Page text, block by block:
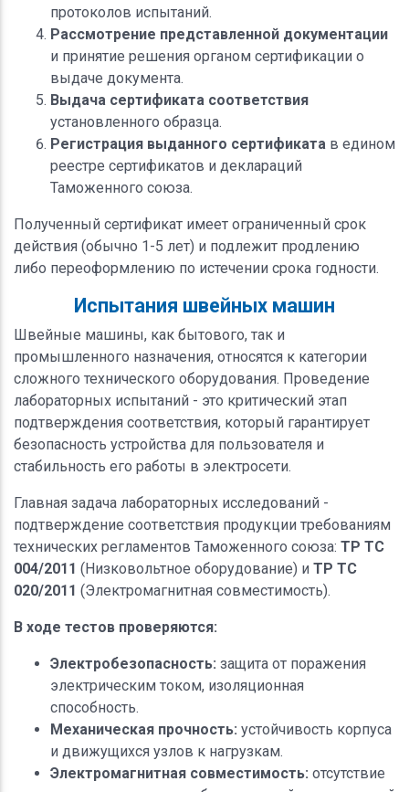
протоколов испытаний.
Рассмотрение представленной документации
и принятие решения органом сертификации о
выдаче документа.
Выдача сертификата соответствия
установленного образца.
Регистрация выданного сертификата в едином
реестре сертификатов и деклараций
Таможенного союза.
Полученный сертификат имеет ограниченный срок
действия (обычно 1-5 лет) и подлежит продлению
либо переоформлению по истечении срока годности.
Испытания швейных машин
Швейные машины, как бытового, так и
промышленного назначения, относятся к категории
сложного технического оборудования. Проведение
лабораторных испытаний - это критический этап
подтверждения соответствия, который гарантирует
безопасность устройства для пользователя и
стабильность его работы в электросети.
Главная задача лабораторных исследований -
подтверждение соответствия продукции требованиям
технических регламентов Таможенного союза: ТР ТС
004/2011 (Низковольтное оборудование) и ТР ТС
020/2011 (Электромагнитная совместимость).
В ходе тестов проверяются:
Электробезопасность: защита от поражения
электрическим током, изоляционная
способность.
Механическая прочность: устойчивость корпуса
и движущихся узлов к нагрузкам.
Электромагнитная совместимость: отсутствие